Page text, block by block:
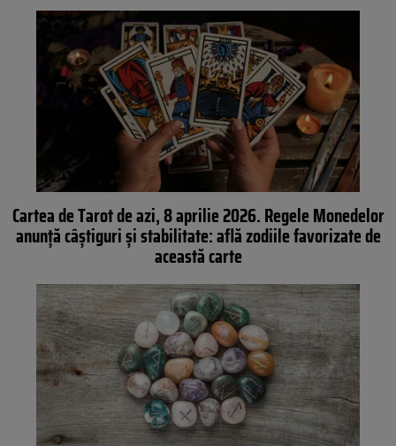
Cartea de Tarot de azi, 8 aprilie 2026. Regele Monedelor
anunță câștiguri și stabilitate: află zodiile favorizate de
această carte